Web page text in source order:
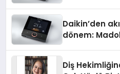
Daikin’den
dönem:
Diş